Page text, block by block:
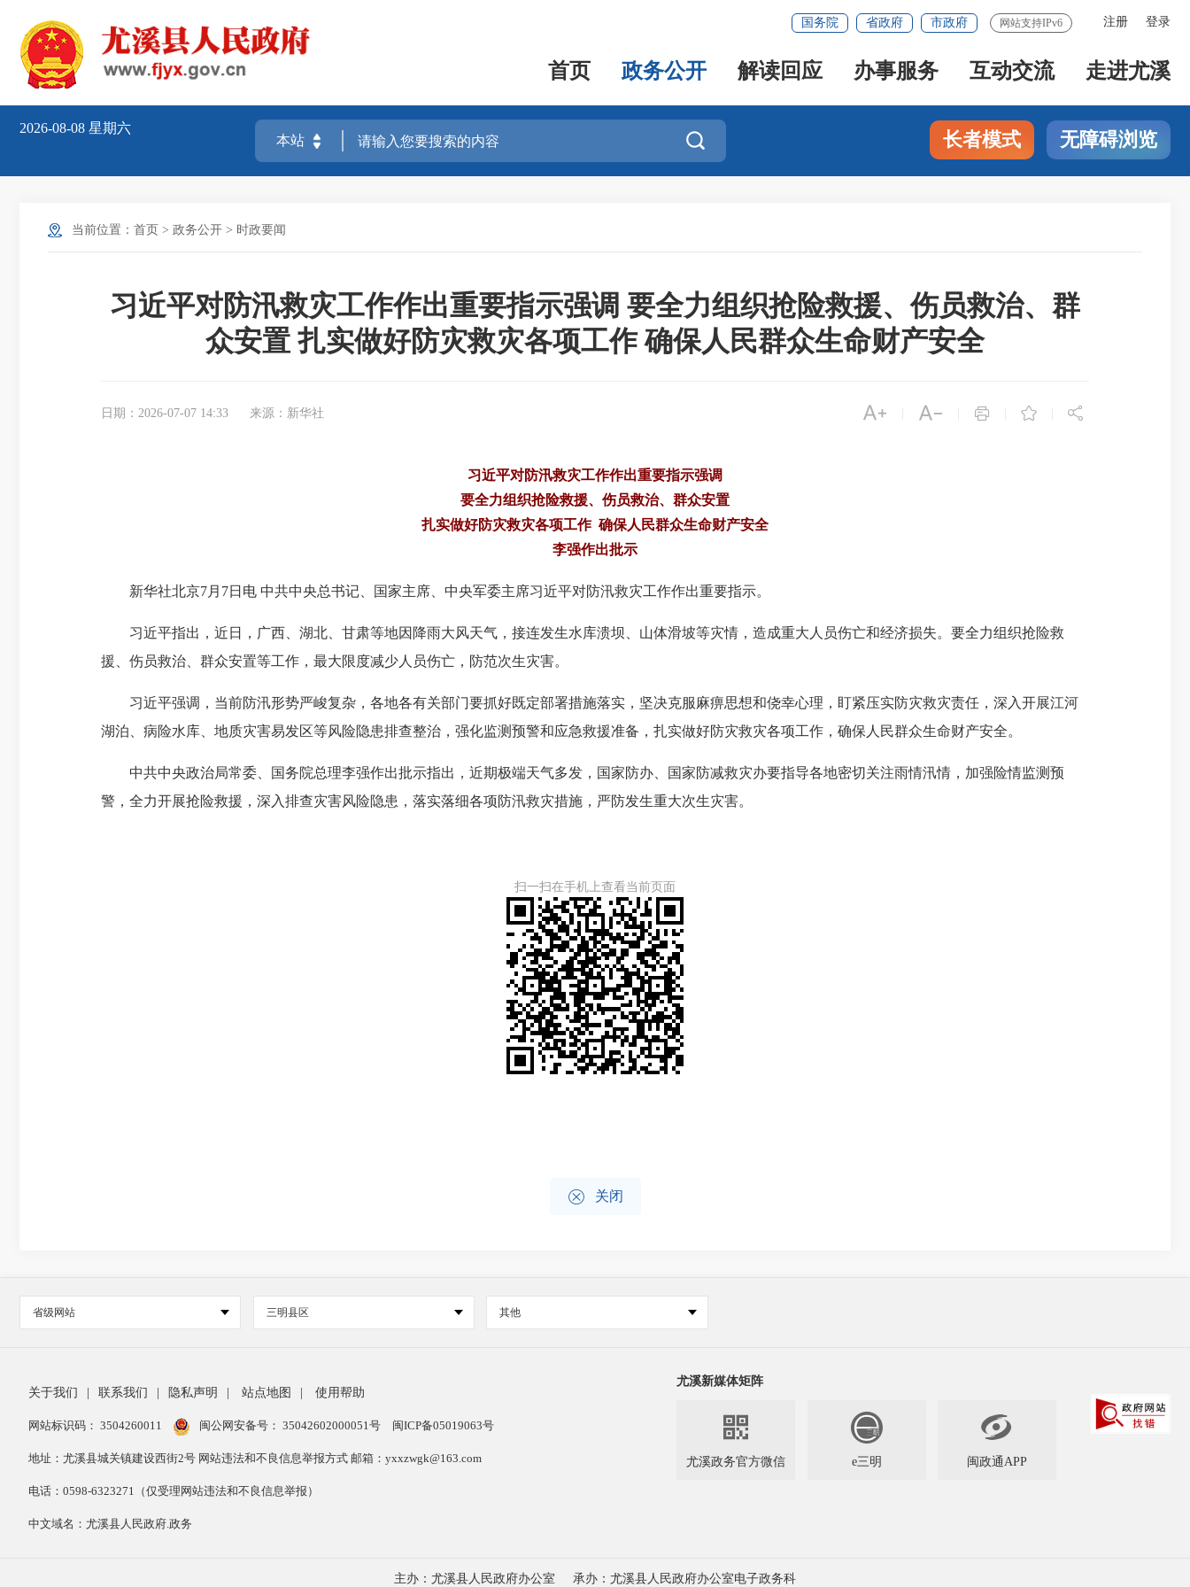
注册 登录
国务院 省政府 市政府 网站支持IPv6
首页 政务公开 解读回应 办事服务 互动交流 走进尤溪
2026-08-08 星期六
 长者模式 无障碍浏览
当前位置： 首页 > 政务公开 > 时政要闻
习近平对防汛救灾工作作出重要指示强调 要全力组织抢险救援、伤员救治、群
众安置 扎实做好防灾救灾各项工作 确保人民群众生命财产安全
日期：2026-07-07 14:33 来源：新华社     
习近平对防汛救灾工作作出重要指示强调
要全力组织抢险救援、伤员救治、群众安置
扎实做好防灾救灾各项工作 确保人民群众生命财产安全
李强作出批示
新华社北京7月7日电 中共中央总书记、国家主席、中央军委主席习近平对防汛救灾工作作出重要指示。
习近平指出，近日，广西、湖北、甘肃等地因降雨大风天气，接连发生水库溃坝、山体滑坡等灾情，造成重大人员伤亡和经济损失。要全力组织抢险救
援、伤员救治、群众安置等工作，最大限度减少人员伤亡，防范次生灾害。
习近平强调，当前防汛形势严峻复杂，各地各有关部门要抓好既定部署措施落实，坚决克服麻痹思想和侥幸心理，盯紧压实防灾救灾责任，深入开展江河
湖泊、病险水库、地质灾害易发区等风险隐患排查整治，强化监测预警和应急救援准备，扎实做好防灾救灾各项工作，确保人民群众生命财产安全。
中共中央政治局常委、国务院总理李强作出批示指出，近期极端天气多发，国家防办、国家防减救灾办要指导各地密切关注雨情汛情，加强险情监测预
警，全力开展抢险救援，深入排查灾害风险隐患，落实落细各项防汛救灾措施，严防发生重大次生灾害。
扫一扫在手机上查看当前页面
 关闭
省级网站 三明县区 其他
关于我们 联系我们 隐私声明 站点地图 使用帮助
网站标识码： 3504260011 闽公网安备号： 35042602000051号 闽ICP备05019063号
地址：尤溪县城关镇建设西街2号 网站违法和不良信息举报方式 邮箱：yxxzwgk@163.com
电话：0598-6323271（仅受理网站违法和不良信息举报）
中文域名：尤溪县人民政府.政务
尤溪新媒体矩阵

尤溪政务官方微信 e三明

闽政通APP
主办：尤溪县人民政府办公室 承办：尤溪县人民政府办公室电子政务科